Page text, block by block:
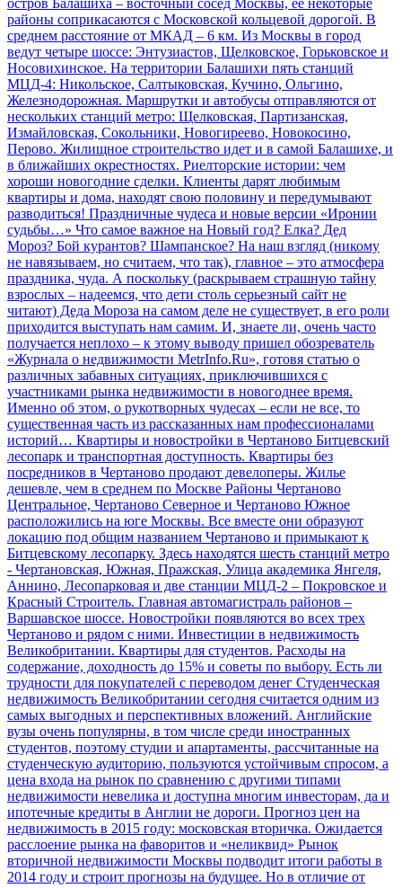
районы соприкасаются с Московской кольцевой дорогой. В
среднем расстояние от МКАД – 6 км. Из Москвы в город
ведут четыре шоссе: Энтузиастов, Щелковское, Горьковское и
Носовихинское. На территории Балашихи пять станций
МЦД-4: Никольское, Салтыковская, Кучино, Ольгино,
Железнодорожная. Маршрутки и автобусы отправляются от
нескольких станций метро: Щелковская, Партизанская,
Измайловская, Сокольники, Новогиреево, Новокосино,
Перово. Жилищное строительство идет и в самой Балашихе, и
в ближайших окрестностях. Риелторские истории: чем
хороши новогодние сделки. Клиенты дарят любимым
квартиры и дома, находят свою половину и передумывают
разводиться! Праздничные чудеса и новые версии «Иронии
судьбы…» Что самое важное на Новый год? Елка? Дед
Мороз? Бой курантов? Шампанское? На наш взгляд (никому
не навязываем, но считаем, что так), главное – это атмосфера
праздника, чуда. А поскольку (раскрываем страшную тайну
взрослых – надеемся, что дети столь серьезный сайт не
читают) Деда Мороза на самом деле не существует, в его роли
приходится выступать нам самим. И, знаете ли, очень часто
получается неплохо – к этому выводу пришел обозреватель
«Журнала о недвижимости MetrInfo.Ru», готовя статью о
различных забавных ситуациях, приключившихся с
участниками рынка недвижимости в новогоднее время.
Именно об этом, о рукотворных чудесах – если не все, то
существенная часть из рассказанных нам профессионалами
историй… Квартиры и новостройки в Чертаново Битцевский
лесопарк и транспортная доступность. Квартиры без
посредников в Чертаново продают девелоперы. Жилье
дешевле, чем в среднем по Москве Районы Чертаново
Центральное, Чертаново Северное и Чертаново Южное
расположились на юге Москвы. Все вместе они образуют
локацию под общим названием Чертаново и примыкают к
Битцевскому лесопарку. Здесь находятся шесть станций метро
- Чертановская, Южная, Пражская, Улица академика Янгеля,
Аннино, Лесопарковая и две станции МЦД-2 – Покровское и
Красный Строитель. Главная автомагистраль районов –
Варшавское шоссе. Новостройки появляются во всех трех
Чертаново и рядом с ними. Инвестиции в недвижимость
Великобритании. Квартиры для студентов. Расходы на
содержание, доходность до 15% и советы по выбору. Есть ли
трудности для покупателей с переводом денег Студенческая
недвижимость Великобритании сегодня считается одним из
самых выгодных и перспективных вложений. Английские
вузы очень популярны, в том числе среди иностранных
студентов, поэтому студии и апартаменты, рассчитанные на
студенческую аудиторию, пользуются устойчивым спросом, а
цена входа на рынок по сравнению с другими типами
недвижимости невелика и доступна многим инвесторам, да и
ипотечные кредиты в Англии не дороги. Прогноз цен на
недвижимость в 2015 году: московская вторичка. Ожидается
расслоение рынка на фаворитов и «неликвид» Рынок
вторичной недвижимости Москвы подводит итоги работы в
2014 году и строит прогнозы на будущее. Но в отличие от